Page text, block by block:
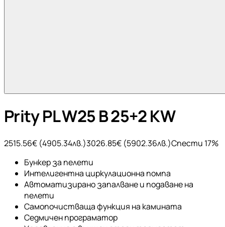
Prity PL W25 B 25+2 KW
2515.56€ (4905.34лв.)3026.85€ (5902.36лв.)Спести 17%
Бункер за пелети
Интелигентна циркулационна помпа
Автоматизирано запалване и подаване на
пелети
Самопочистваща функция на камината
Седмичен програматор